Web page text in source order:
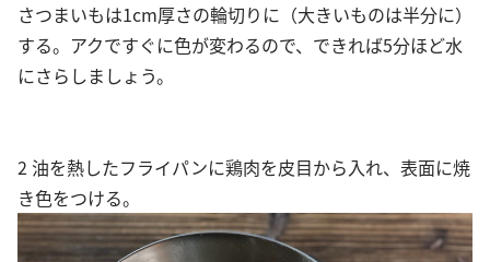
さつまいもは1cm厚さの輪切りに（大きいものは半分に）
する。アクですぐに色が変わるので、できれば5分ほど水
にさらしましょう。
2 油を熱したフライパンに鶏肉を皮目から入れ、表面に焼
き色をつける。